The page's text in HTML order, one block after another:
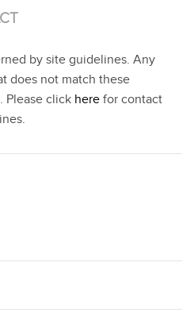
by site guidelines. Any
does not match these
Please click here for contact